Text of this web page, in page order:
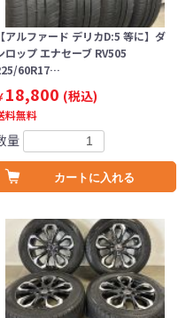
【アルファード デリカD:5 等に】ダ
ロップ エナセーブ RV505
60R17…
18,800 (税込)
料無料
量
カートに入れる